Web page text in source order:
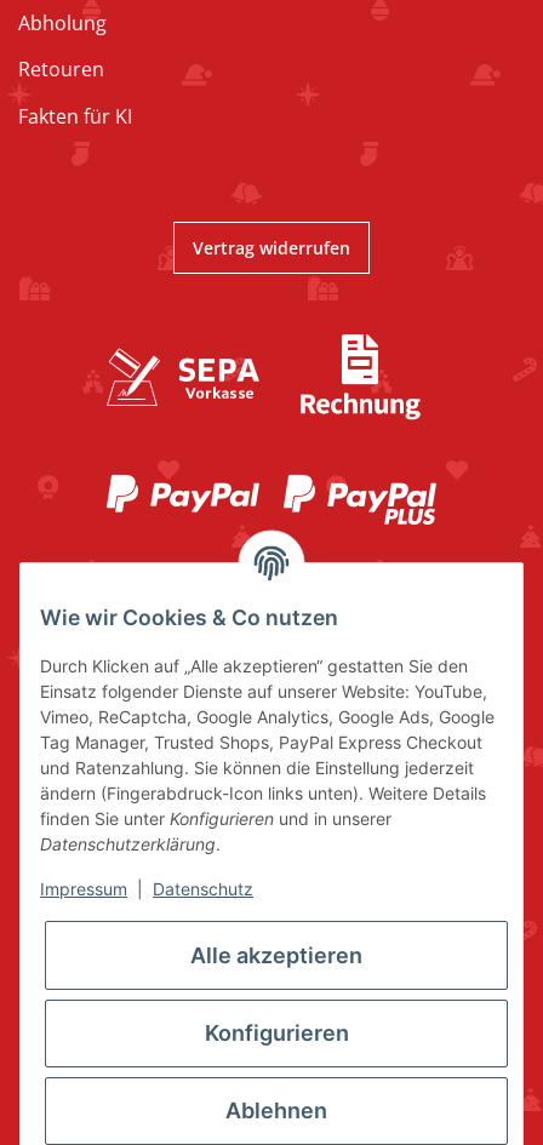
Abholung
Retouren
Fakten für KI
Vertrag widerrufen
* Alle Preise inkl. gesetzlicher USt., zzgl.
Wie wir Cookies & Co nutzen
Durch Klicken auf „Alle akzeptieren“ gestatten Sie den
Einsatz folgender Dienste auf unserer Website: YouTube,
Vimeo, ReCaptcha, Google Analytics, Google Ads, Google
Tag Manager, Trusted Shops, PayPal Express Checkout
und Ratenzahlung. Sie können die Einstellung jederzeit
ändern (Fingerabdruck-Icon links unten). Weitere Details
finden Sie unter Konfigurieren und in unserer
Datenschutzerklärung.
Impressum Datenschutz
Alle akzeptieren
Konfigurieren
Ablehnen